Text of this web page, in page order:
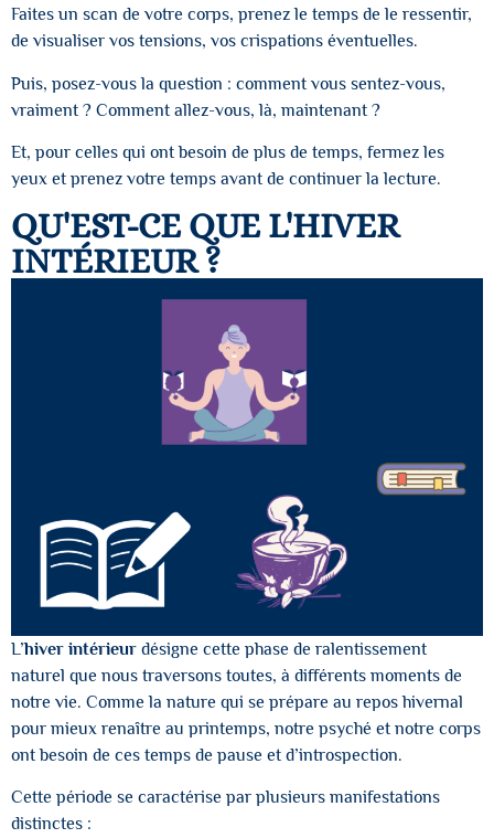
Faites un scan de votre corps, prenez le temps de le ressentir,
de visualiser vos tensions, vos crispations éventuelles.
Puis, posez-vous la question : comment vous sentez-vous,
vraiment ? Comment allez-vous, là, maintenant ?
Et, pour celles qui ont besoin de plus de temps, fermez les
yeux et prenez votre temps avant de continuer la lecture.
QU'EST-CE QUE L'HIVER
INTÉRIEUR ?
L’hiver intérieur désigne cette phase de ralentissement
naturel que nous traversons toutes, à différents moments de
notre vie. Comme la nature qui se prépare au repos hivernal
pour mieux renaître au printemps, notre psyché et notre corps
ont besoin de ces temps de pause et d’introspection.
Cette période se caractérise par plusieurs manifestations
distinctes :